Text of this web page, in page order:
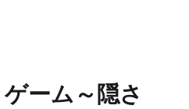
ーム～隠さ